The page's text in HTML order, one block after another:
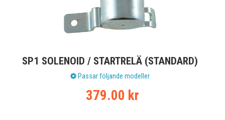
SP1 SOLENOID / STARTRELÄ (STANDARD)
Passar följande modeller
379.00 kr